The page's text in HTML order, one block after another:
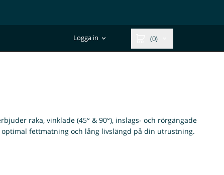
Logga in (0)
raka, vinklade (45° & 90°), inslags- och rörgängade
fettmatning och lång livslängd på din utrustning.